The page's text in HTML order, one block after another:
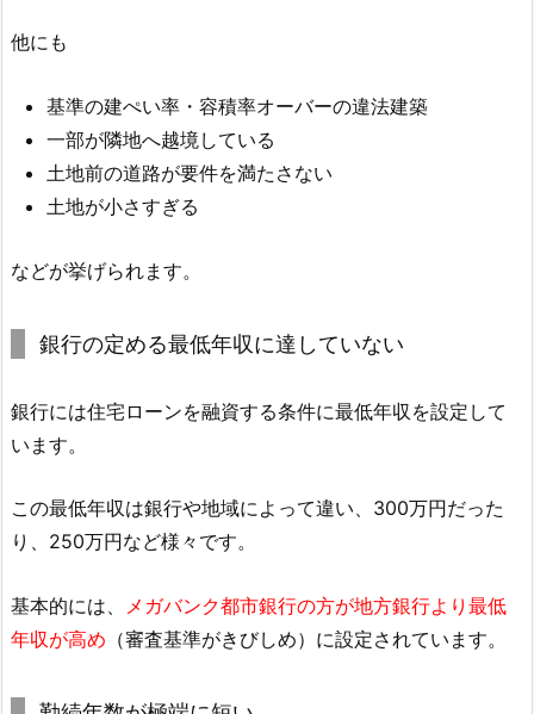
他にも
基準の建ぺい率・容積率オーバーの違法建築
一部が隣地へ越境している
土地前の道路が要件を満たさない
土地が小さすぎる
などが挙げられます。
銀行の定める最低年収に達していない
銀行には住宅ローンを融資する条件に最低年収を設定して
います。
この最低年収は銀行や地域によって違い、300万円だった
り、250万円など様々です。
基本的には、
メガバンク都市銀行の方が地方銀行より最低
年収が高め （審査基準がきびしめ）に設定されています。